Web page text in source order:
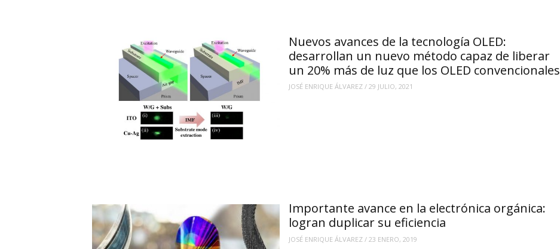
Nuevos avances de la tecnología OLED:
desarrollan un nuevo método capaz de liberar
un 20% más de luz que los OLED convencionales
JOSÉ ENRIQUE ÁLVAREZ/ 29 JULIO, 2021
Importante avance en la electrónica orgánica:
logran duplicar su eficiencia
JOSÉ ENRIQUE ÁLVAREZ/ 23 ENERO, 2019